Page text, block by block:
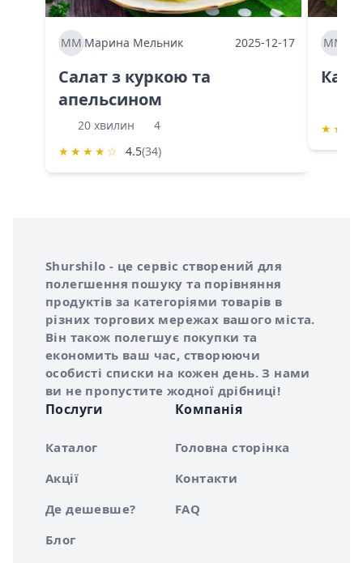
ММ Марина Мельник 2025-12-17
Салат з куркою та
апельсином
20 хвилин
4
★ ★ ★ ★ ☆ 4.5(34)
ММ
★ ★
Про сервіс Shurshilo
Shurshilo - це сервіс створений для
полегшення пошуку та порівняння
продуктів за категоріями товарів в
різних торгових мережах вашого міста.
Він також полегшує покупки та
економить ваш час, створюючи
особисті списки на кожен день. З нами
ви не пропустите жодної дрібниці!
Послуги
Каталог
Акції
Де дешевше?
Блог
Компанія
Головна сторінка
Контакти
FAQ